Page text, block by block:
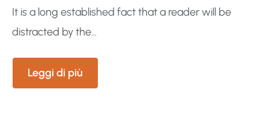
It is a long established fact that a reader will be
distracted by the...
Leggi di più